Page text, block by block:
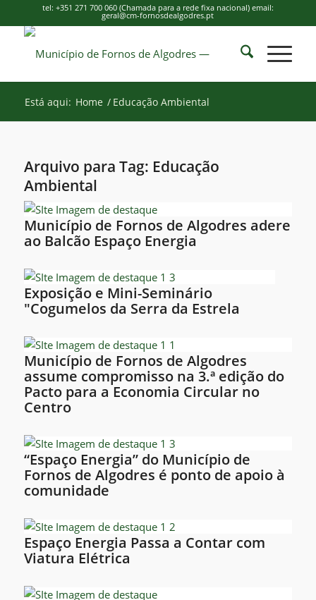
tel: +351 271 700 060 (Chamada para a rede fixa nacional) email:
geral@cm-fornosdealgodres.pt
Está aqui: Home / Educação Ambiental
Arquivo para Tag: Educação
Ambiental
Município de Fornos de Algodres adere
ao Balcão Espaço Energia
Exposição e Mini-Seminário
"Cogumelos da Serra da Estrela
Município de Fornos de Algodres
assume compromisso na 3.ª edição do
Pacto para a Economia Circular no
Centro
“Espaço Energia” do Município de
Fornos de Algodres é ponto de apoio à
comunidade
Espaço Energia Passa a Contar com
Viatura Elétrica